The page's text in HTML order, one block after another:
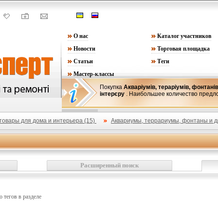
О нас Каталог участников
Новости
Торговая площадка
Статьи
Теги
Мастер-классы
Покупка Акваріумів, тераріумів,
інтерєру . Наибольшее количество
для дома и интерьера (15) Аквариумы, террариумы, фонтаны и
Расширенный поиск
тегов в разделе